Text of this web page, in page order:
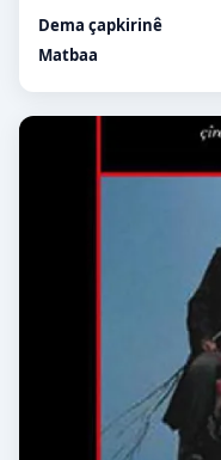
Dema çapkirinê
Matbaa